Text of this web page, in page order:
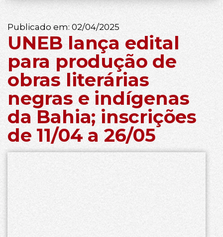
Publicado em: 02/04/2025
UNEB lança edital
para produção de
obras literárias
negras e indígenas
da Bahia; inscrições
de 11/04 a 26/05